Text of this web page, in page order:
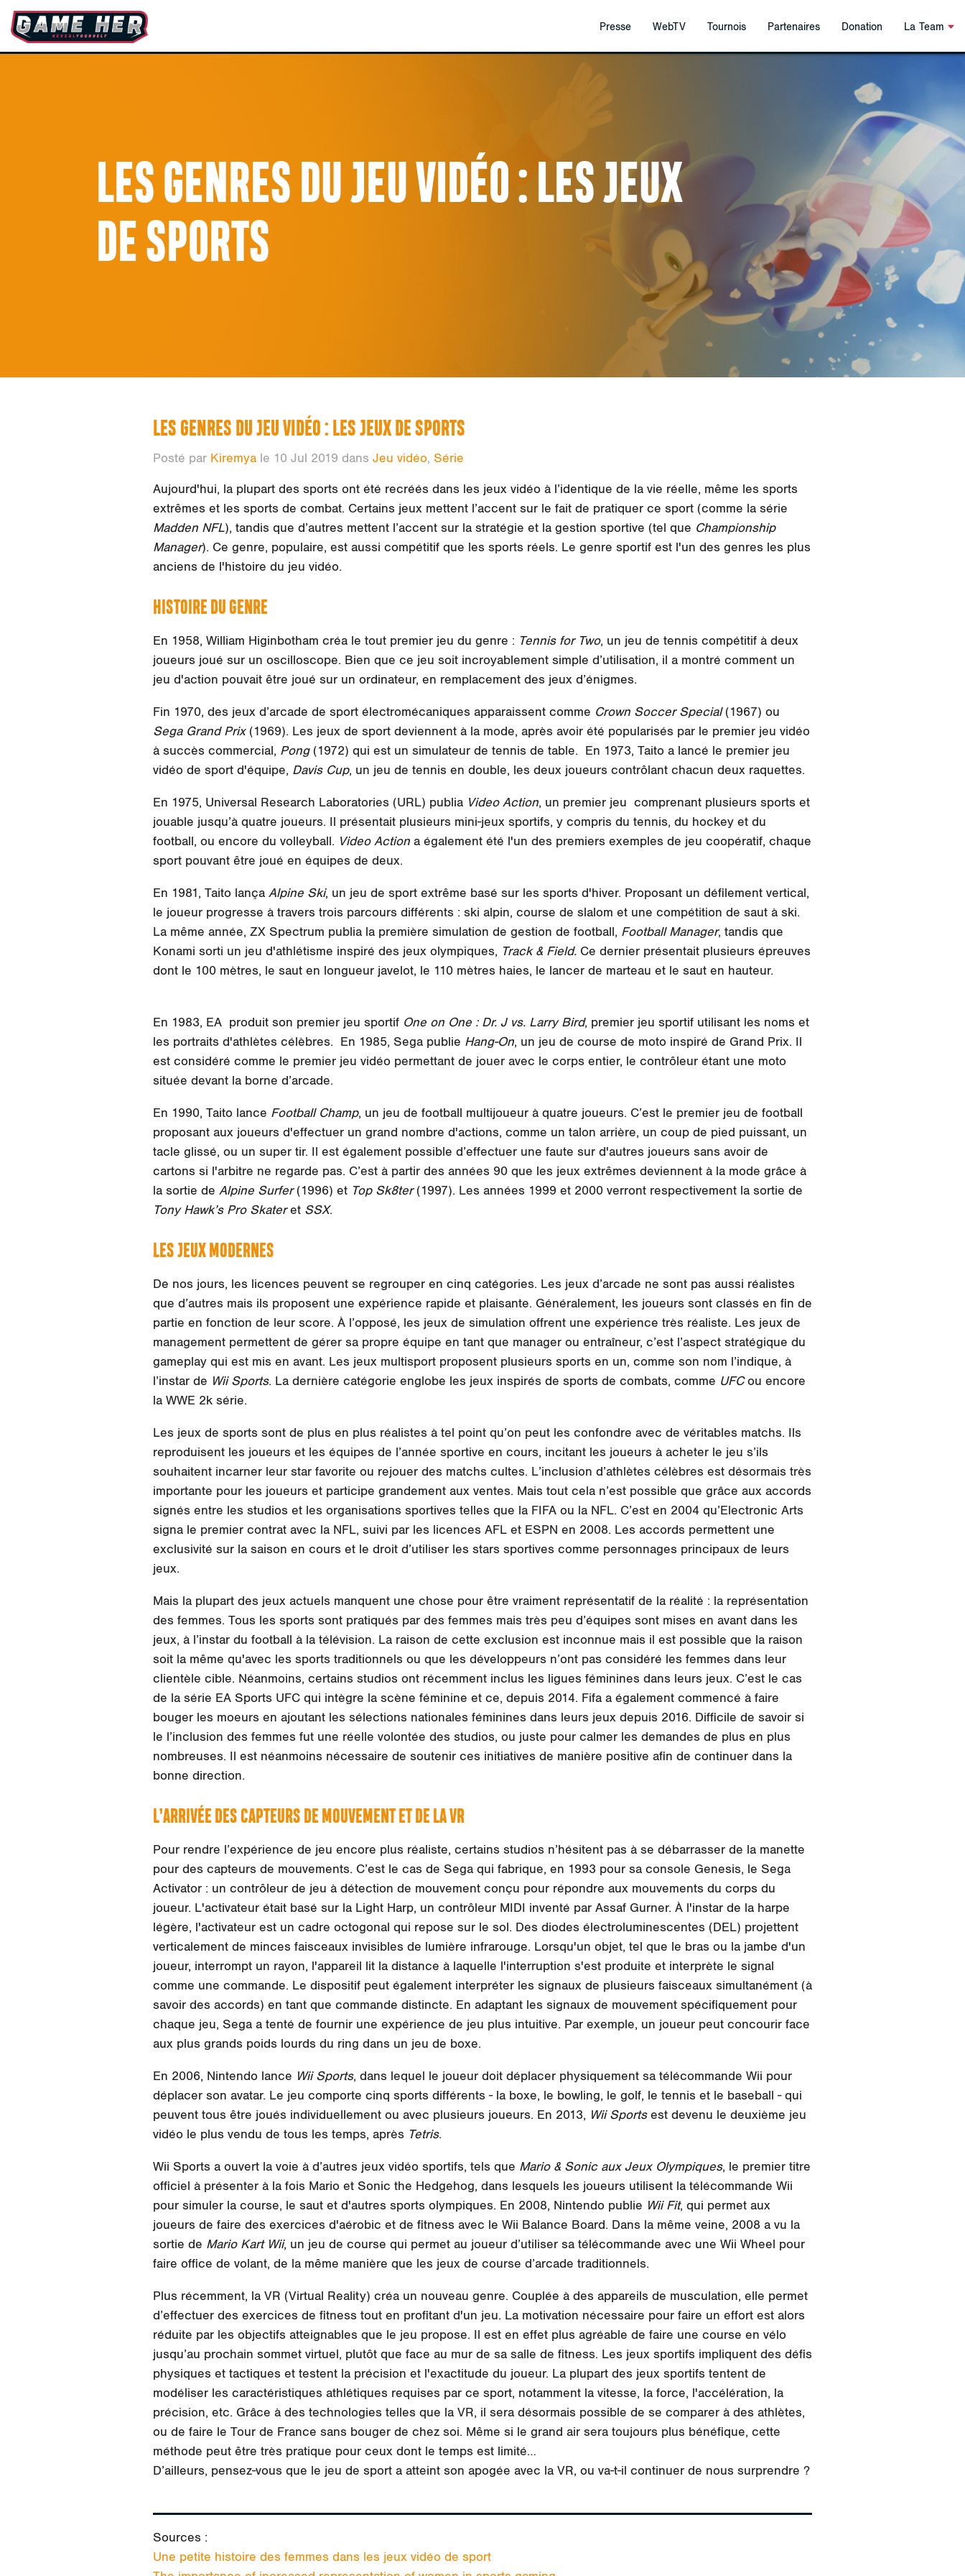
Presse WebTV Tournois Partenaires Donation La Team
LES GENRES DU JEU VIDÉO : LES JEUX
DE SPORTS
LES GENRES DU JEU VIDÉO : LES JEUX DE SPORTS
Posté par Kiremyale 10 Jul 2019 dans Jeu vidéo, Série
Aujourd'hui, la plupart des sports ont été recréés dans les jeux vidéo à l’identique de la vie réelle, même les sports
extrêmes et les sports de combat. Certains jeux mettent l’accent sur le fait de pratiquer ce sport (comme la série
Madden NFL), tandis que d’autres mettent l’accent sur la stratégie et la gestion sportive (tel que Championship
Manager). Ce genre, populaire, est aussi compétitif que les sports réels. Le genre sportif est l'un des genres les plus
anciens de l'histoire du jeu vidéo.
HISTOIRE DU GENRE
En 1958, William Higinbotham créa le tout premier jeu du genre : Tennis for Two, un jeu de tennis compétitif à deux
joueurs joué sur un oscilloscope. Bien que ce jeu soit incroyablement simple d’utilisation, il a montré comment un
jeu d'action pouvait être joué sur un ordinateur, en remplacement des jeux d’énigmes.
Fin 1970, des jeux d’arcade de sport électromécaniques apparaissent comme Crown Soccer Special(1967) ou
Sega Grand Prix(1969). Les jeux de sport deviennent à la mode, après avoir été popularisés par le premier jeu vidéo
à succès commercial, Pong(1972) qui est un simulateur de tennis de table. En 1973, Taito a lancé le premier jeu
vidéo de sport d'équipe, Davis Cup, un jeu de tennis en double, les deux joueurs contrôlant chacun deux raquettes.
En 1975, Universal Research Laboratories (URL) publia Video Action, un premier jeu comprenant plusieurs sports et
jouable jusqu’à quatre joueurs. Il présentait plusieurs mini-jeux sportifs, y compris du tennis, du hockey et du
football, ou encore du volleyball. Video Actiona également été l'un des premiers exemples de jeu coopératif, chaque
sport pouvant être joué en équipes de deux.
En 1981, Taito lança Alpine Ski, un jeu de sport extrême basé sur les sports d'hiver. Proposant un défilement vertical,
le joueur progresse à travers trois parcours différents : ski alpin, course de slalom et une compétition de saut à ski.
La même année, ZX Spectrum publia la première simulation de gestion de football, Football Manager, tandis que
Konami sorti un jeu d'athlétisme inspiré des jeux olympiques, Track & Field. Ce dernier présentait plusieurs épreuves
dont le 100 mètres, le saut en longueur javelot, le 110 mètres haies, le lancer de marteau et le saut en hauteur.
En 1983, EA produit son premier jeu sportif One on One : Dr. J vs. Larry Bird, premier jeu sportif utilisant les noms et
les portraits d'athlètes célèbres. En 1985, Sega publie Hang-On, un jeu de course de moto inspiré de Grand Prix. Il
est considéré comme le premier jeu vidéo permettant de jouer avec le corps entier, le contrôleur étant une moto
située devant la borne d’arcade.
En 1990, Taito lance Football Champ, un jeu de football multijoueur à quatre joueurs. C’est le premier jeu de football
proposant aux joueurs d'effectuer un grand nombre d'actions, comme un talon arrière, un coup de pied puissant, un
tacle glissé, ou un super tir. Il est également possible d’effectuer une faute sur d'autres joueurs sans avoir de
cartons si l'arbitre ne regarde pas. C’est à partir des années 90 que les jeux extrêmes deviennent à la mode grâce à
la sortie de Alpine Surfer(1996) et Top Sk8ter(1997). Les années 1999 et 2000 verront respectivement la sortie de
Tony Hawk’s Pro Skateret SSX.
LES JEUX MODERNES
De nos jours, les licences peuvent se regrouper en cinq catégories. Les jeux d’arcade ne sont pas aussi réalistes
que d’autres mais ils proposent une expérience rapide et plaisante. Généralement, les joueurs sont classés en fin de
partie en fonction de leur score. À l’opposé, les jeux de simulation offrent une expérience très réaliste. Les jeux de
management permettent de gérer sa propre équipe en tant que manager ou entraîneur, c’est l’aspect stratégique du
gameplay qui est mis en avant. Les jeux multisport proposent plusieurs sports en un, comme son nom l’indique, à
l’instar de Wii Sports. La dernière catégorie englobe les jeux inspirés de sports de combats, comme UFCou encore
la WWE 2k série.
Les jeux de sports sont de plus en plus réalistes à tel point qu’on peut les confondre avec de véritables matchs. Ils
reproduisent les joueurs et les équipes de l’année sportive en cours, incitant les joueurs à acheter le jeu s’ils
souhaitent incarner leur star favorite ou rejouer des matchs cultes. L’inclusion d’athlètes célèbres est désormais très
importante pour les joueurs et participe grandement aux ventes. Mais tout cela n’est possible que grâce aux accords
signés entre les studios et les organisations sportives telles que la FIFA ou la NFL. C’est en 2004 qu’Electronic Arts
signa le premier contrat avec la NFL, suivi par les licences AFL et ESPN en 2008. Les accords permettent une
exclusivité sur la saison en cours et le droit d’utiliser les stars sportives comme personnages principaux de leurs
jeux.
Mais la plupart des jeux actuels manquent une chose pour être vraiment représentatif de la réalité : la représentation
des femmes. Tous les sports sont pratiqués par des femmes mais très peu d’équipes sont mises en avant dans les
jeux, à l’instar du football à la télévision. La raison de cette exclusion est inconnue mais il est possible que la raison
soit la même qu'avec les sports traditionnels ou que les développeurs n’ont pas considéré les femmes dans leur
clientèle cible. Néanmoins, certains studios ont récemment inclus les ligues féminines dans leurs jeux. C’est le cas
de la série EA Sports UFC qui intègre la scène féminine et ce, depuis 2014. Fifa a également commencé à faire
bouger les moeurs en ajoutant les sélections nationales féminines dans leurs jeux depuis 2016. Difficile de savoir si
le l’inclusion des femmes fut une réelle volontée des studios, ou juste pour calmer les demandes de plus en plus
nombreuses. Il est néanmoins nécessaire de soutenir ces initiatives de manière positive afin de continuer dans la
bonne direction.
L’ARRIVÉE DES CAPTEURS DE MOUVEMENT ET DE LA VR
Pour rendre l’expérience de jeu encore plus réaliste, certains studios n’hésitent pas à se débarrasser de la manette
pour des capteurs de mouvements. C’est le cas de Sega qui fabrique, en 1993 pour sa console Genesis, le Sega
Activator : un contrôleur de jeu à détection de mouvement conçu pour répondre aux mouvements du corps du
joueur. L'activateur était basé sur la Light Harp, un contrôleur MIDI inventé par Assaf Gurner. À l'instar de la harpe
légère, l'activateur est un cadre octogonal qui repose sur le sol. Des diodes électroluminescentes (DEL) projettent
verticalement de minces faisceaux invisibles de lumière infrarouge. Lorsqu'un objet, tel que le bras ou la jambe d'un
joueur, interrompt un rayon, l'appareil lit la distance à laquelle l'interruption s'est produite et interprète le signal
comme une commande. Le dispositif peut également interpréter les signaux de plusieurs faisceaux simultanément (à
savoir des accords) en tant que commande distincte. En adaptant les signaux de mouvement spécifiquement pour
chaque jeu, Sega a tenté de fournir une expérience de jeu plus intuitive. Par exemple, un joueur peut concourir face
aux plus grands poids lourds du ring dans un jeu de boxe.
En 2006, Nintendo lance Wii Sports, dans lequel le joueur doit déplacer physiquement sa télécommande Wii pour
déplacer son avatar. Le jeu comporte cinq sports différents - la boxe, le bowling, le golf, le tennis et le baseball - qui
peuvent tous être joués individuellement ou avec plusieurs joueurs. En 2013, Wii Sportsest devenu le deuxième jeu
vidéo le plus vendu de tous les temps, après Tetris.
Wii Sports a ouvert la voie à d’autres jeux vidéo sportifs, tels que Mario & Sonic aux Jeux Olympiques, le premier titre
officiel à présenter à la fois Mario et Sonic the Hedgehog, dans lesquels les joueurs utilisent la télécommande Wii
pour simuler la course, le saut et d'autres sports olympiques. En 2008, Nintendo publie Wii Fit, qui permet aux
joueurs de faire des exercices d'aérobic et de fitness avec le Wii Balance Board. Dans la même veine, 2008 a vu la
sortie de Mario Kart Wii, un jeu de course qui permet au joueur d’utiliser sa télécommande avec une Wii Wheel pour
faire office de volant, de la même manière que les jeux de course d’arcade traditionnels.
Plus récemment, la VR (Virtual Reality) créa un nouveau genre. Couplée à des appareils de musculation, elle permet
d’effectuer des exercices de fitness tout en profitant d'un jeu. La motivation nécessaire pour faire un effort est alors
réduite par les objectifs atteignables que le jeu propose. Il est en effet plus agréable de faire une course en vélo
jusqu’au prochain sommet virtuel, plutôt que face au mur de sa salle de fitness. Les jeux sportifs impliquent des défis
physiques et tactiques et testent la précision et l'exactitude du joueur. La plupart des jeux sportifs tentent de
modéliser les caractéristiques athlétiques requises par ce sport, notamment la vitesse, la force, l'accélération, la
précision, etc. Grâce à des technologies telles que la VR, il sera désormais possible de se comparer à des athlètes,
ou de faire le Tour de France sans bouger de chez soi. Même si le grand air sera toujours plus bénéfique, cette
méthode peut être très pratique pour ceux dont le temps est limité…
D’ailleurs, pensez-vous que le jeu de sport a atteint son apogée avec la VR, ou va-t-il continuer de nous surprendre ?
Sources :
Une petite histoire des femmes dans les jeux vidéo de sport